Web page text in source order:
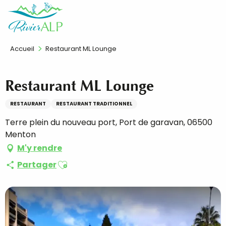
contenu
FR
Accueil Restaurant ML Lounge
Restaurant ML Lounge
RESTAURANT RESTAURANT TRADITIONNEL
Terre plein du nouveau port, Port de garavan, 06500
Menton
M'y rendre
PartagerAjouter aux favoris